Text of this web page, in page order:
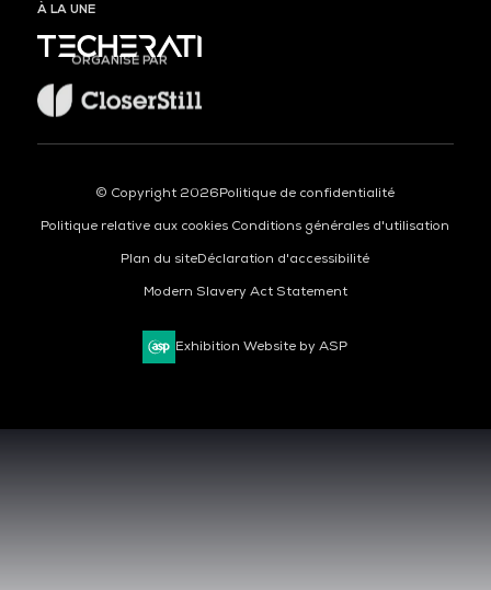
À LA UNE
ORGANISÉ PAR
© Copyright 2026Politique de confidentialité
Politique relative aux cookies Conditions générales d'utilisation
Plan du siteDéclaration d'accessibilité
Modern Slavery Act Statement
Exhibition Website by ASP